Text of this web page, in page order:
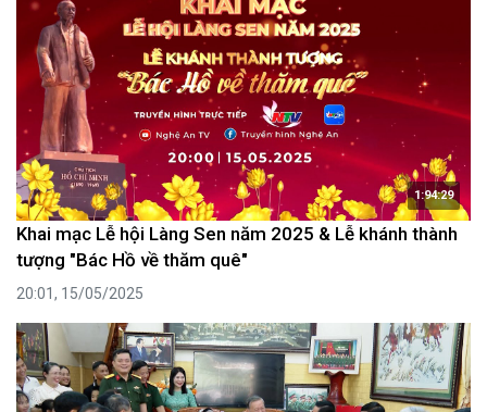
1:94:29
Khai mạc Lễ hội Làng Sen năm 2025 & Lễ khánh thành
tượng "Bác Hồ về thăm quê"
20:01, 15/05/2025